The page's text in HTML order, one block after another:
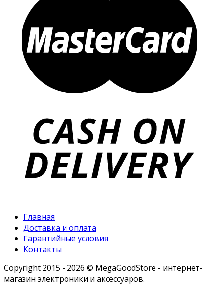
Главная
Доставка и оплата
Гарантийные условия
Контакты
Copyright 2015 - 2026 © MegaGoodStore - интернет-
магазин электроники и аксессуаров.